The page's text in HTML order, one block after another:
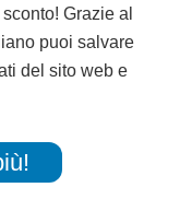
Grazie al
puoi salvare
del sito web e